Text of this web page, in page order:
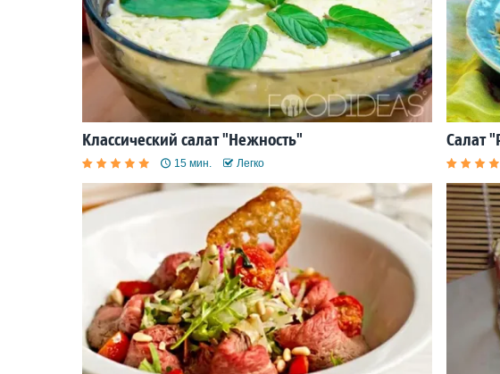
Классический салат "Нежность"
15 мин. Легко
Салат